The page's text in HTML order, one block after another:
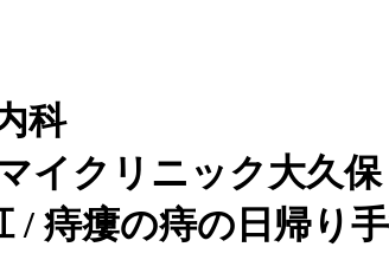
科
イクリニック大久
痔瘻の痔の日帰り手